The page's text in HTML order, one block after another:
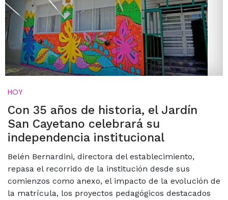
HOY
Con 35 años de historia, el Jardín
San Cayetano celebrará su
independencia institucional
Belén Bernardini, directora del establecimiento,
repasa el recorrido de la institución desde sus
comienzos como anexo, el impacto de la evolución de
la matrícula, los proyectos pedagógicos destacados